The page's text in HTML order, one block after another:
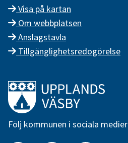
Visa på kartan
Om webbplatsen
Anslagstavla
Tillgänglighetsredogörelse
Länk till startsidan
Följ kommunen i sociala medier